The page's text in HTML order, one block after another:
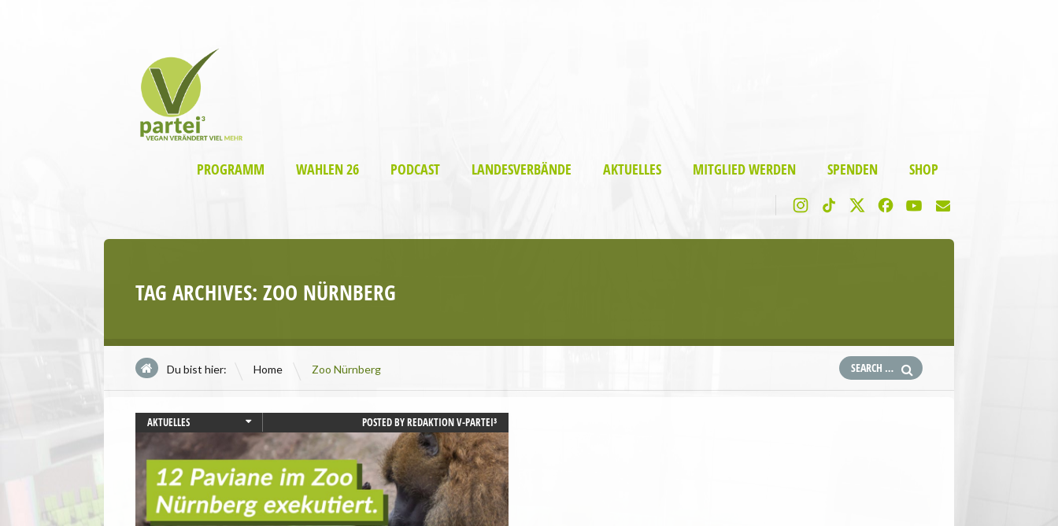
PROGRAMM WAHLEN 26 PODCAST LANDESVERBÄNDE AKTUELLES MITGLIED WERDEN SPENDEN SHOP
TAG ARCHIVES: ZOO NÜRNBERG
Du bist hier: Home \ Zoo Nürnberg
AKTUELLES
PRESSEMITTEILUNG
STARTSEITE
TIERSCHUTZ / TIERRECHTE
UNCATEGORIZED
POSTED BYREDAKTION V-PARTEI³